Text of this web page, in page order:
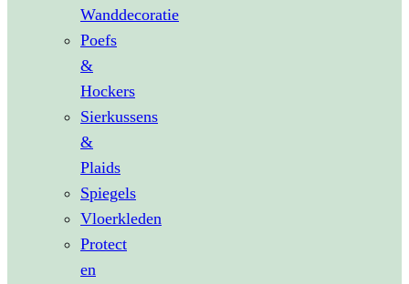
Wanddecoratie
Poefs
&
Hockers
Sierkussens
&
Plaids
Spiegels
Vloerkleden
Protect
en